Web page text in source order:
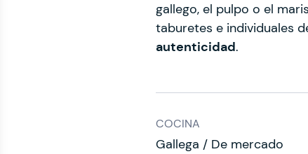
gallego, el pulpo o el
taburetes e individuales
autenticidad.
COCINA
Gallega / De mercado